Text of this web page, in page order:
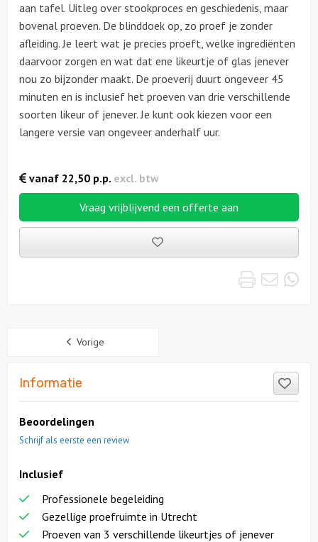
aan tafel. Uitleg over stookproces en geschiedenis, maar
bovenal proeven. De blinddoek op, zo proef je zonder
afleiding. Je leert wat je precies proeft, welke ingrediënten
daarvoor zorgen en wat dat ene likeurtje of glas jenever
nou zo bijzonder maakt. De proeverij duurt ongeveer 45
minuten en is inclusief het proeven van drie verschillende
soorten likeur of jenever. Je kunt ook kiezen voor een
langere versie van ongeveer anderhalf uur.
Vraag vrijblijvend een offerte aan
uitjes
vanaf 22,50 p.p. excl. btw
Print
Vorige
Informatie
Beoordelingen
Schrijf als eerste een review
Inclusief
Professionele begeleiding
Gezellige proefruimte in Utrecht
Proeven van 3 verschillende likeurtjes of jenever